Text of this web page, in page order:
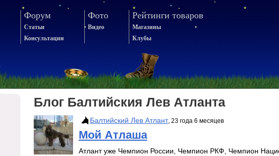
Форум
Статьи
Консультации
Фото
Видео
Рейтинги товаров
Магазины
Клубы
Блог Балтийския Лев Атланта
Балтийский Лев Атлант, 23 года 6 месяцев
Мой Атлаша
Атлант уже Чемпион России, Чемпион РКФ, Чемпион